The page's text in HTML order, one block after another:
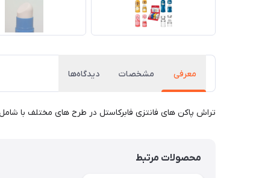
معرفی مشخصات دیدگاه‌ها
تراش پاکن های فانتزی فابرکاستل در طرح های مختلف با
محصولات مرتبط